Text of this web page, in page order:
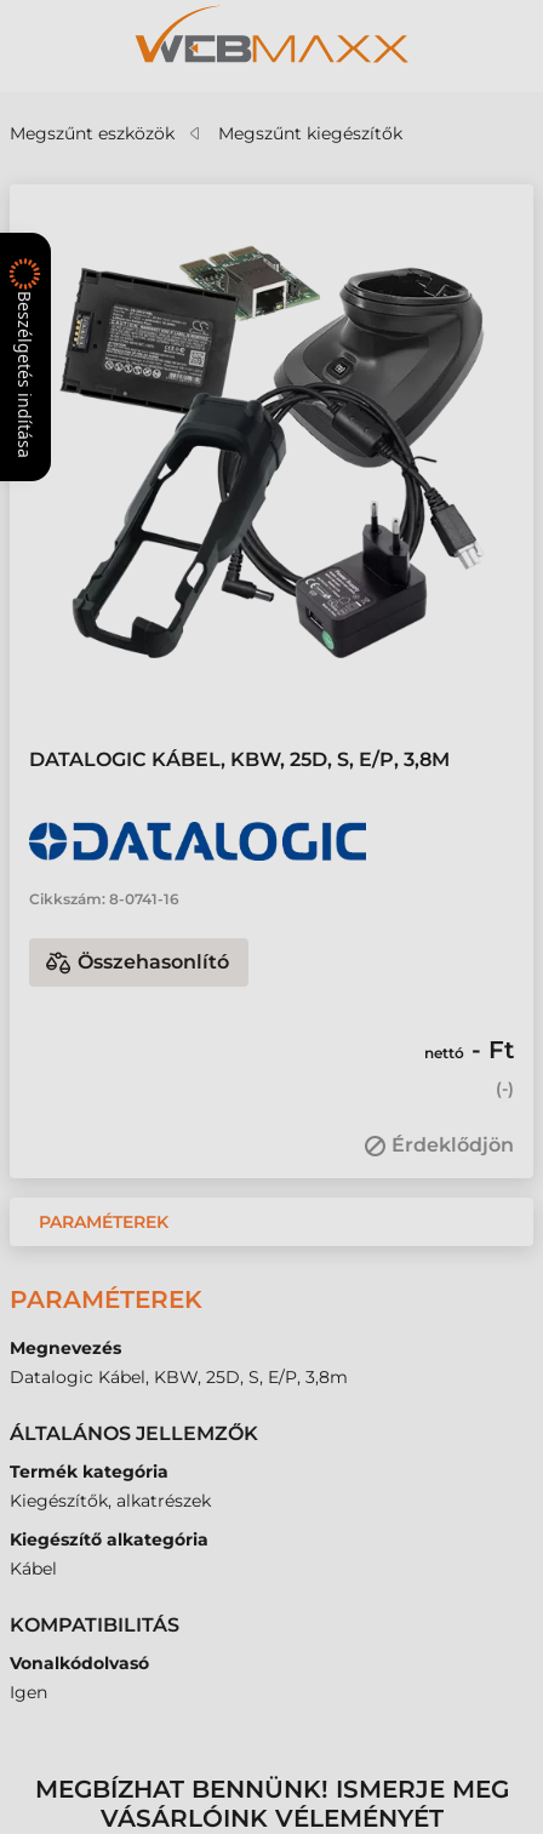
Megszűnt eszközök Megszűnt kiegészítők
DATALOGIC KÁBEL, KBW, 25D, S, E/P, 3,8M
Cikkszám: 8-0741-16
Összehasonlító
nettó - Ft
(-)
Érdeklődjön
PARAMÉTEREK
PARAMÉTEREK
Megnevezés
Datalogic Kábel, KBW, 25D, S, E/P, 3,8m
ÁLTALÁNOS JELLEMZŐK
Termék kategória
Kiegészítők, alkatrészek
Kiegészítő alkategória
Kábel
KOMPATIBILITÁS
Vonalkódolvasó
Igen
MEGBÍZHAT BENNÜNK! ISMERJE MEG
VÁSÁRLÓINK VÉLEMÉNYÉT
Beszélgetés indítása